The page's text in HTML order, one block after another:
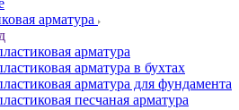
арматура
арматура
арматура в бухтах
арматура для фундамента
песчаная арматура